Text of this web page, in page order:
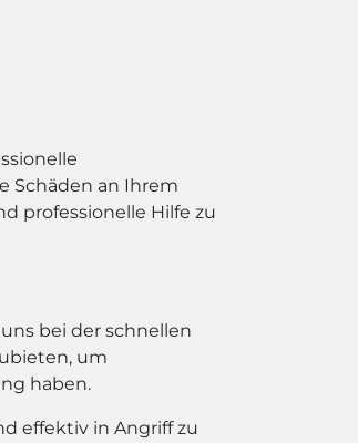
Schäden an Ihrem
professionelle Hilfe zu
bei der schnellen
um
haben.
effektiv in Angriff zu